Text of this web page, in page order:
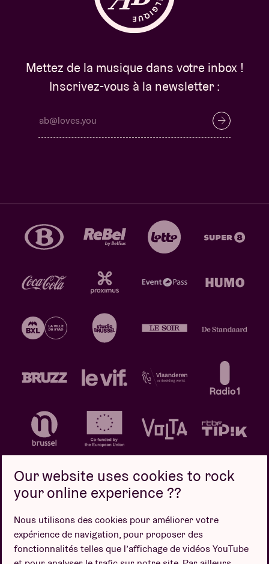
Mettez de la musique dans votre inbox !
Inscrivez-vous à la newsletter :
Politique de confidentialité
Politique de cookies
Conditions de vente
Design par
Our website uses cookies to rock
your online experience ??
Nous utilisons des cookies pour améliorer votre
expérience de navigation, pour proposer des
fonctionnalités telles que l’affichage de vidéos YouTube